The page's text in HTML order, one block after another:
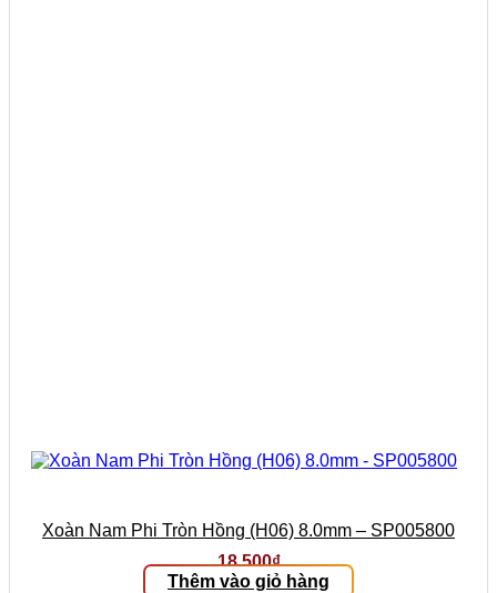
Xoàn Nam Phi Tròn Hồng (H06) 8.0mm – SP005800
18.500₫
Thêm vào giỏ hàng